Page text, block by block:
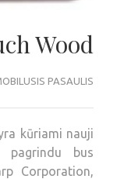
Wood
PASAULIS
kūriami nauji
pagrindu bus
Corporation,